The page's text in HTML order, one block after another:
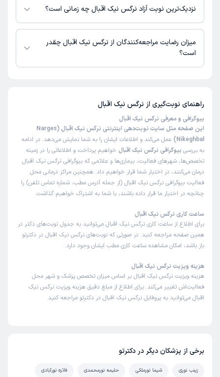
دسترس نیست. برای دریافت اطلاعات دقیق‌تر، لطفاً با مطب تماس بگیرید.
نزدیک‌ترین نوبت آزاد نرگس نیک اقبال چه زمانی است؟
زمان نوبت‌دهی و پذیرش بیماران با هماهنگی مطب مشخص می‌شود.
میزان رضایت مراجعه‌کنندگان از نرگس نیک اقبال چقدر
است؟
راهنمای نوبت‌گیری از نرگس نیک اقبال
بیوگرافی و معرفی نرگس نیک اقبال
این صفحه مثل سایت نوبت‌دهی اینترنتی نرگس نیک اقبال (Narges
Nikeghbal)
عمل می‌کند و اطلاعات ایشان را به شما نمایش می‌دهد. در ادامه
به بررسی بیوگرافی نرگس نیک اقبال خواهیم پرداخت و اطلاعاتی را در زمینه
تخصص‌ها، شهرهای فعالیت، بیماری‌ها و علائمی که بیوگرافی نرگس نیک اقبال
درمان می‌کنند، در اختیار شما قرار خواهیم داد. همچنین مراکز درمانی محل
فعالیت بیوگرافی نرگس نیک اقبال (از جمله آدرس مطب، شماره تماس تلفن) را
چنانچه در اختیار ما قرار داده باشند، با شما به اشتراک خواهیم گذاشت.
ساعت کاری نرگس نیک اقبال
برای اطلاع از ساعت کاری نرگس نیک اقبال می‌توانید به جدول نوبت‌های دکتر در
همین صفحه مراجعه کنید. در صورتی که نوبت‌های نرگس نیک اقبال در دکترتو
باز باشد، امکان مشاهده ساعت کاری مطب ایشان وجود دارد.
هزینه ویزیت نرگس نیک اقبال
هزینه ویزیت نرگس نیک اقبال بر اساس میزان تخصص پزشک و شهر محل
فعالیت‌اش تغییر می‌کند. برای اطلاع از مبلغ دقیق هزینه ویزیت نرگس نیک
اقبال می‌توانید به پروفایل نرگس نیک اقبال در دکترتو مراجعه کنید.
برخی از پزشکان دیگر در دکترتو
زینب نوری شیما نورملکی حلیمه نورمحمدی فائزه نورآبادی